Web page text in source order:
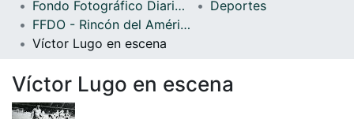
Statistics
Fondo Fotográfico Diario Occidente
Deportes
FFDO - Rincón del América - Patrimonial
Víctor Lugo en escena
Víctor Lugo en escena